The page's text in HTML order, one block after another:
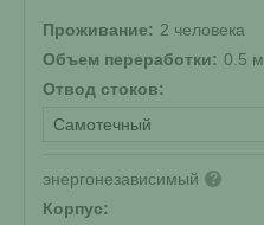
Проживание: 2 человека
Объем переработки: 0.5 м
Отвод стоков:
Самотечный
энергонезависимый ?
Корпус: